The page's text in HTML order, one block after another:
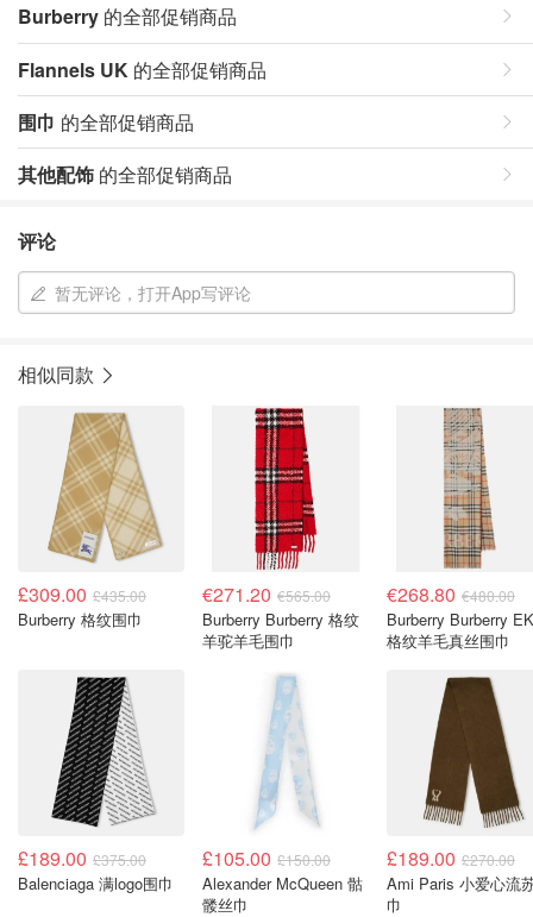
Burberry 的全部促销商品
Flannels UK 的全部促销商品
围巾 的全部促销商品
其他配饰 的全部促销商品
评论
暂无评论，打开App写评论
相似同款
£309.00 £435.00
Burberry 格纹围巾
€271.20 €565.00
Burberry Burberry 格纹
羊驼羊毛围巾
€268.80 €480.00
Burberry Burberry
格纹羊毛真丝围巾
£189.00 £375.00
Balenciaga 满logo围巾
£105.00 £150.00
Alexander McQueen 骷
髅丝巾
£189.00 £270.00
Ami Paris 小爱心流
巾